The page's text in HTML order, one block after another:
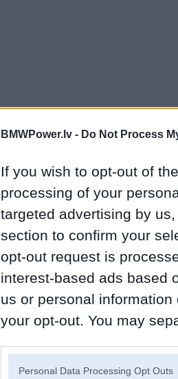
BMWPower.lv - Do Not Process
If you wish to opt-out of
processing of your
targeted advertising by
section to confirm your
opt-out request is
interest-based ads based
us or personal
your opt-out. You may
Personal Data Processing Opt Outs